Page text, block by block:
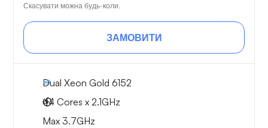
Скасувати можна будь-коли.
ЗАМОВИТИ
Dual Xeon Gold 6152
44 Cores x 2.1GHz
Max 3.7GHz